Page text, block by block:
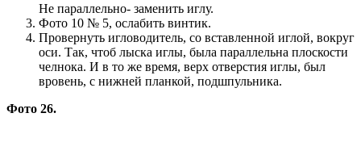
Не параллельно- заменить иглу.
Фото 10 № 5, ослабить винтик.
Провернуть игловодитель, со вставленной иглой, вокруг
оси. Так, чтоб лыска иглы, была параллельна плоскости
челнока. И в то же время, верх отверстия иглы, был
вровень, с нижней планкой, подшпульника.
Фото 26.